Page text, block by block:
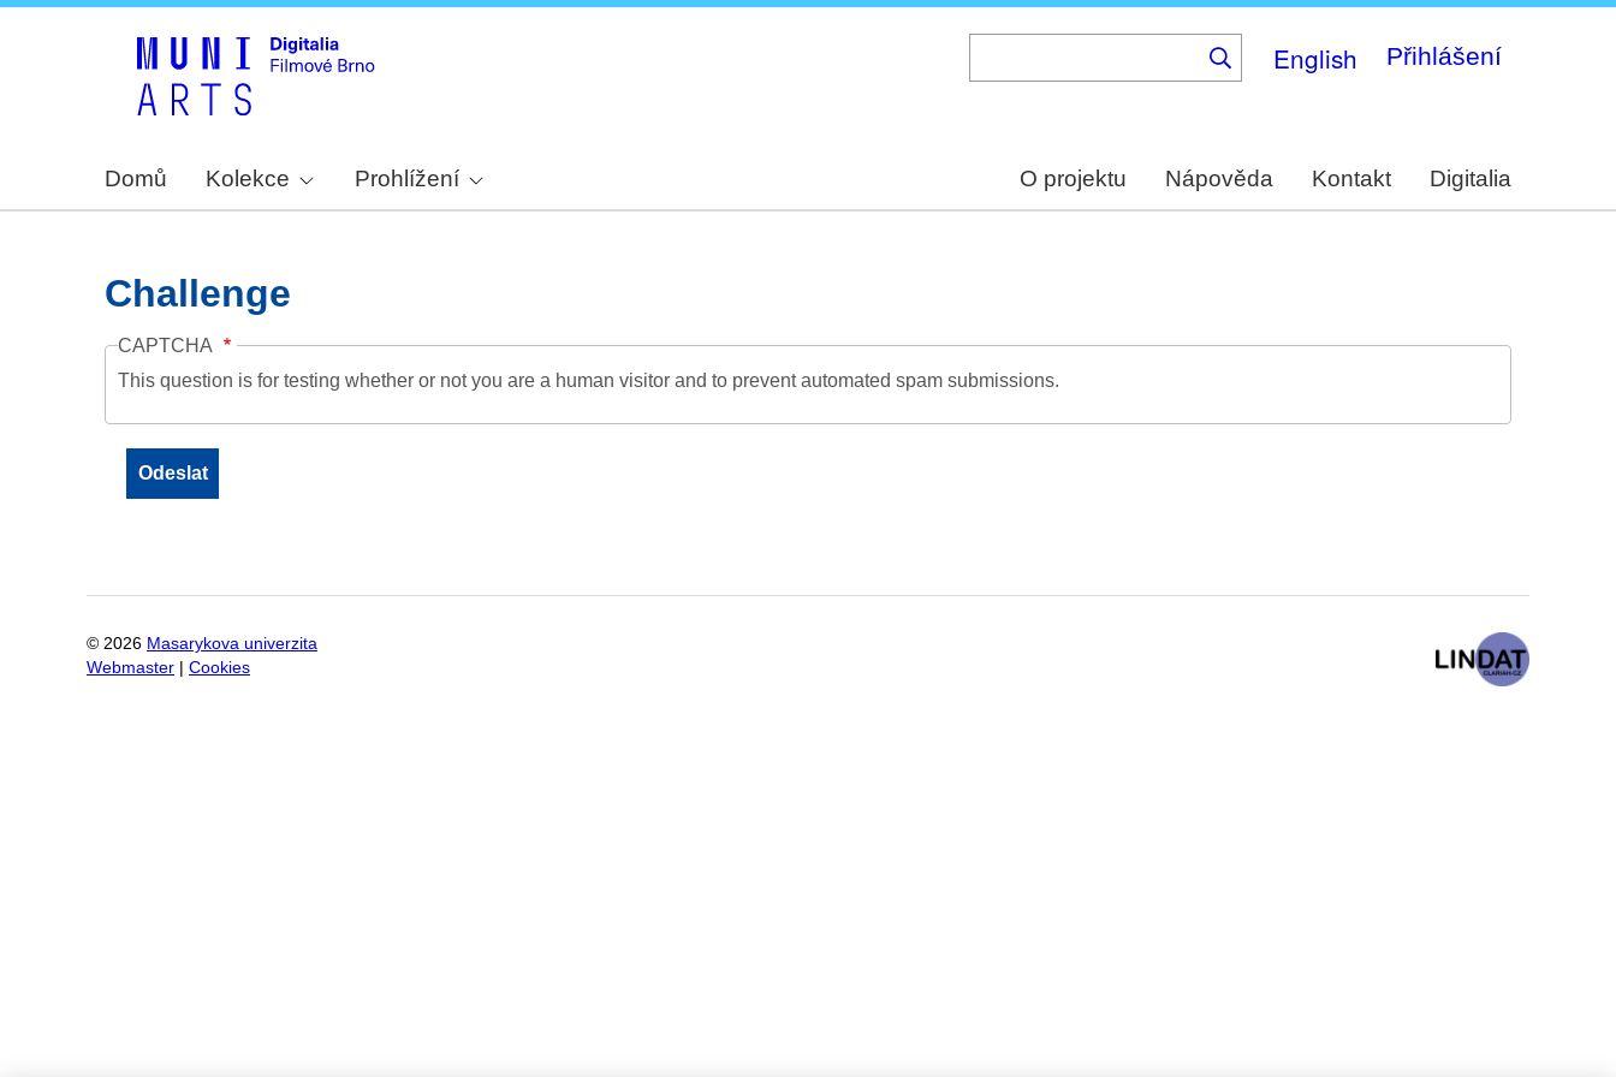
English Přihlášení
Domů Kolekce Prohlížení O projektu Nápověda Kontakt Digitalia
Challenge
CAPTCHA
This question is for testing whether or not you are a human visitor and to prevent automated spam submissions.
© 2026 Masarykova univerzita
Webmaster
Cookies